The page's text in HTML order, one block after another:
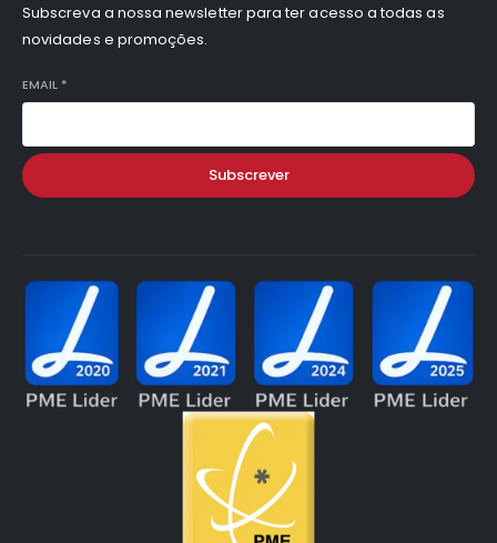
Subscreva a nossa newsletter para ter acesso a todas as
novidades e promoções.
EMAIL *
Subscrever